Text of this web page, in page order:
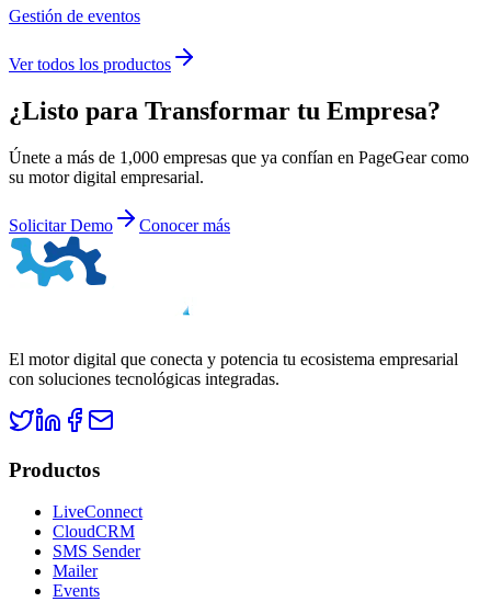
Gestión de eventos
Ver todos los productos
¿Listo para Transformar tu Empresa?
Únete a más de 1,000 empresas que ya confían en PageGear como
su motor digital empresarial.
Solicitar Demo Conocer más
El motor digital que conecta y potencia tu ecosistema empresarial
con soluciones tecnológicas integradas.
Productos
LiveConnect
CloudCRM
SMS Sender
Mailer
Events